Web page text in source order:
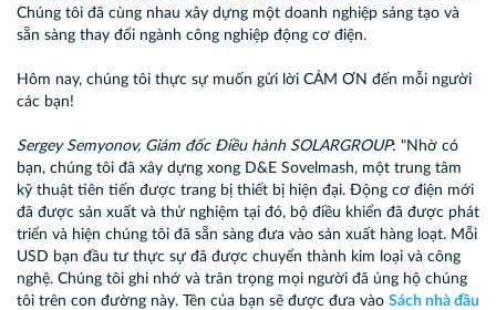
Chúng tôi đã cùng nhau xây dựng một doanh nghiệp sáng tạo và
sẵn sàng thay đổi ngành công nghiệp động cơ điện.
Hôm nay, chúng tôi thực sự muốn gửi lời CẢM ƠN đến mỗi người
các bạn!
Sergey Semyonov, Giám đốc Điều hành SOLARGROUP: "Nhờ có
bạn, chúng tôi đã xây dựng xong D&E Sovelmash, một trung tâm
kỹ thuật tiên tiến được trang bị thiết bị hiện đại. Động cơ điện mới
đã được sản xuất và thử nghiệm tại đó, bộ điều khiển đã được phát
triển và hiện chúng tôi đã sẵn sàng đưa vào sản xuất hàng loạt. Mỗi
USD bạn đầu tư thực sự đã được chuyển thành kim loại và công
nghệ. Chúng tôi ghi nhớ và trân trọng mọi người đã ủng hộ chúng
tôi trên con đường này. Tên của bạn sẽ được đưa vào Sách nhà đầu